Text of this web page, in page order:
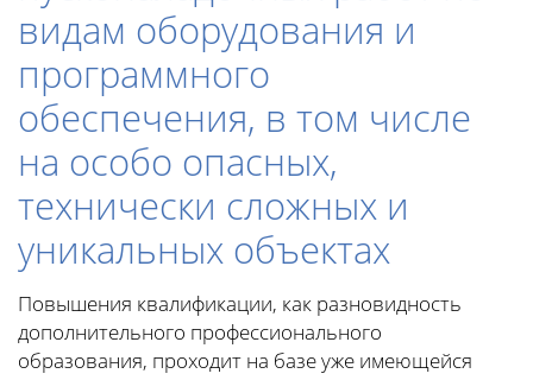
видам оборудования и
программного
обеспечения, в том числе
на особо опасных,
технически сложных и
уникальных объектах
Повышения квалификации, как разновидность
дополнительного профессионального
образования, проходит на базе уже имеющейся